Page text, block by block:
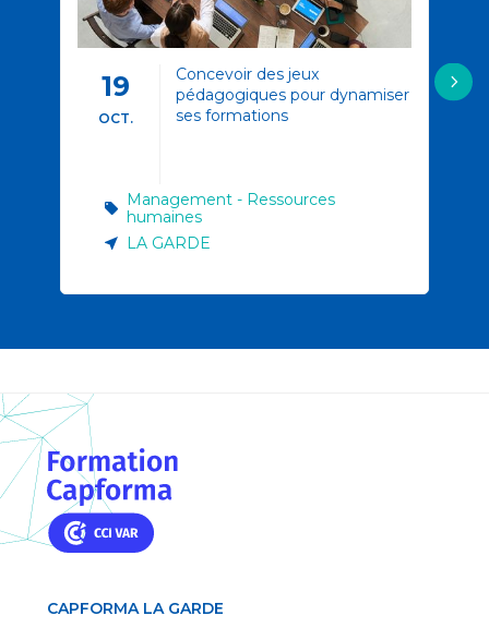
19
OCT.
Concevoir des jeux
pédagogiques pour dynamiser
ses formations
Management - Ressources
humaines
LA GARDE
CAPFORMA LA GARDE